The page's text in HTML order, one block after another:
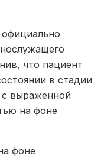
что пациент
в стадии
с выраженной
на фоне
фоне